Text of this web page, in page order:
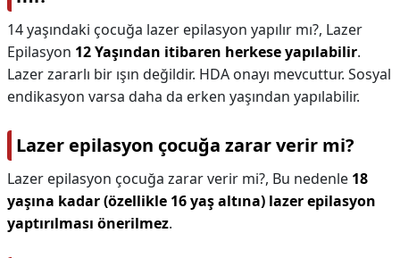
14 yaşındaki çocuğa lazer epilasyon yapılır mı?, Lazer
Epilasyon 12 Yaşından itibaren herkese yapılabilir.
Lazer zararlı bir ışın değildir. HDA onayı mevcuttur. Sosyal
endikasyon varsa daha da erken yaşından yapılabilir.
Lazer epilasyon çocuğa zarar verir mi?
Lazer epilasyon çocuğa zarar verir mi?, Bu nedenle 18
yaşına kadar (özellikle 16 yaş altına) lazer epilasyon
yaptırılması önerilmez.